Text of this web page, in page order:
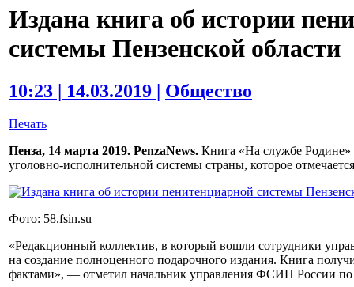
Издана книга об истории
системы Пензенской области
10:23 | 14.03.2019 | Общество
Печать
Пенза, 14 марта 2019. PenzaNews. Книга «На службе Родине»
уголовно-исполнительной системы страны, которое
Фото: 58.fsin.su
«Редакционный коллектив, в который вошли сотрудники
на создание полноценного подарочного издания. Книга
фактами», — отметил начальник управления ФСИН России по